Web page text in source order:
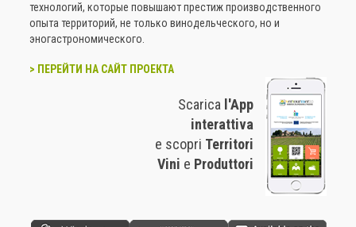
технологий, которые повышают престиж производственного
опыта территорий, не только винодельческого, но и
эногастрономического.
> ПЕРЕЙТИ НА САЙТ ПРОЕКТА
Scarica l'App
interattiva
e scopri Territori
Vini e Produttori